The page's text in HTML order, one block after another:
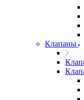
Клапаны